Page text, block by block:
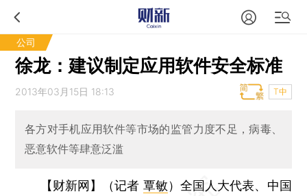
公司
徐龙：建议制定应用软件安全标准
2013年03月15日 18:13 T中
各方对手机应用软件等市场的监管力度不足，病毒、
恶意软件等肆意泛滥
【财新网】（记者 覃敏） 全国人大代表、中国